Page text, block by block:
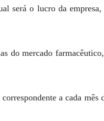
será o lucro da empresa,
do mercado
a cada mês